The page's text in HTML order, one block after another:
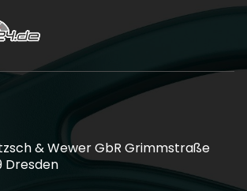
& Wewer GbR Grimmstraße
Dresden